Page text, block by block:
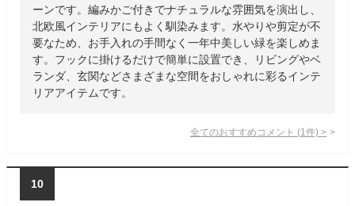
ーンです。編みかご付きでナチュラルな雰囲気を演出し、
北欧風インテリアにもよく馴染みます。水やりや剪定が不
要なため、お手入れの手間なく一年中美しい緑を楽しめま
す。フックに掛けるだけで簡単に設置でき、リビングやベ
ランダ、玄関などさまざまな空間をおしゃれに彩るインテ
リアアイテムです。
全てのおすすめコメント (1 件) >
10